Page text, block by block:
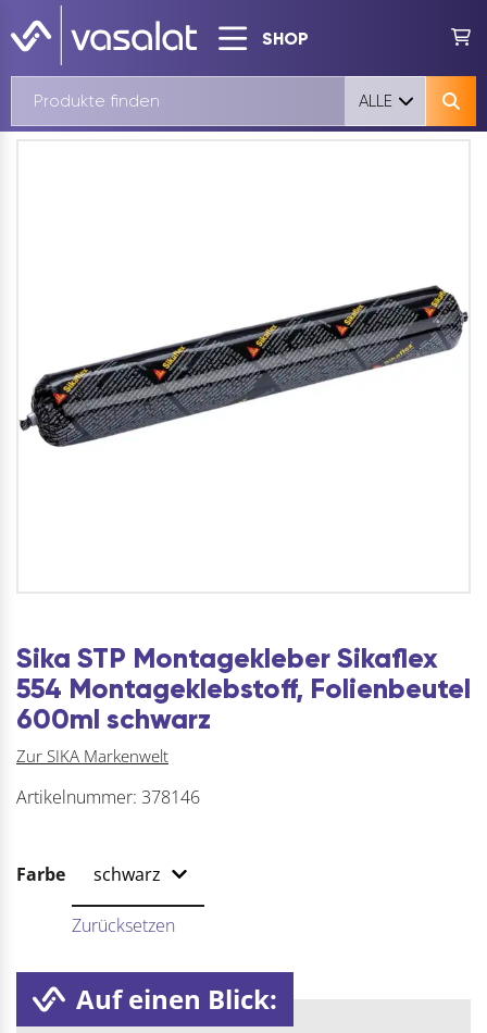
SHOP
ALLE
Sika STP Montagekleber Sikaflex
554 Montageklebstoff, Folienbeutel
600ml schwarz
Zur SIKA Markenwelt
Artikelnummer: 378146
Farbe
Zurücksetzen
Auf einen Blick: